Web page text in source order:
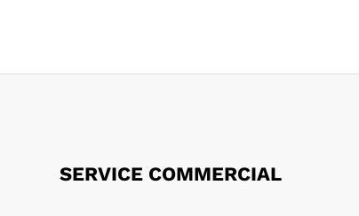
SERVICE COMMERCIAL